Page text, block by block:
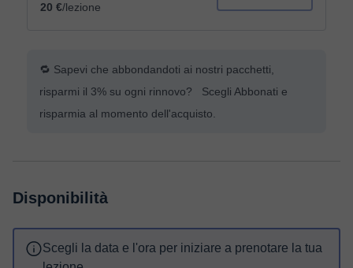
20 €/lezione
🔁 Sapevi che abbondandoti ai nostri pacchetti,
risparmi il 3% su ogni rinnovo? Scegli Abbonati e
risparmia al momento dell'acquisto.
Disponibilità
Scegli la data e l'ora per iniziare a prenotare la tua